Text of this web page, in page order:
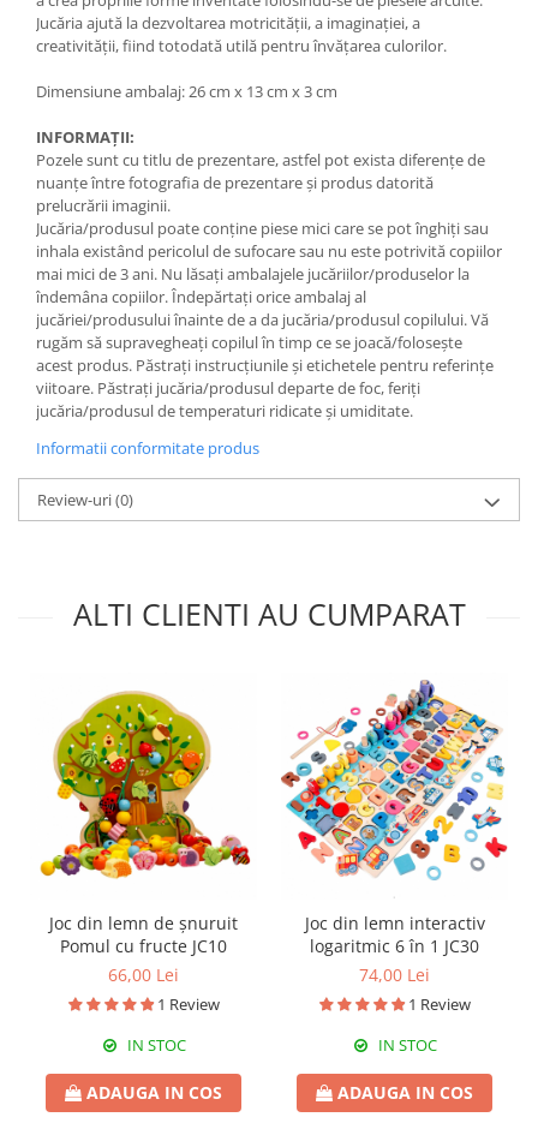
Jucăria ajută la dezvoltarea motricității, a imaginației, a
creativității, fiind totodată utilă pentru învățarea culorilor.
Dimensiune ambalaj: 26 cm x 13 cm x 3 cm
INFORMAȚII:
Pozele sunt cu titlu de prezentare, astfel pot exista diferențe de
nuanțe între fotografia de prezentare și produs datorită
prelucrării imaginii.
Jucăria/produsul poate conține piese mici care se pot înghiți sau
inhala existând pericolul de sufocare sau nu este potrivită copiilor
mai mici de 3 ani. Nu lăsați ambalajele jucăriilor/produselor la
îndemâna copiilor. Îndepărtați orice ambalaj al
jucăriei/produsului înainte de a da jucăria/produsul copilului. Vă
rugăm să supravegheați copilul în timp ce se joacă/folosește
acest produs. Păstrați instrucțiunile și etichetele pentru referințe
viitoare. Păstrați jucăria/produsul departe de foc, feriți
jucăria/produsul de temperaturi ridicate și umiditate.
Informatii conformitate produs
Review-uri(0)
ALTI CLIENTI AU CUMPARAT
Joc din lemn de șnuruit
Pomul cu fructe JC10
66,00 Lei
1 Review
IN STOC
ADAUGA IN COS
Joc din lemn interactiv
logaritmic 6 în 1 JC30
74,00 Lei
1 Review
IN STOC
ADAUGA IN COS